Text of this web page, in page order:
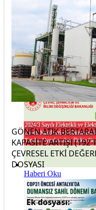
Haberi Oku
Haberi Oku
GÖNEN ATIK
KAPASİTE ARTIŞI (192
ÇEVRESEL ETKİ
DOSYASI
Ek dosyası: